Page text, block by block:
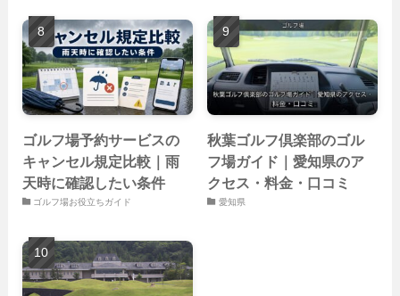
ゴルフ場予約サービスの
キャンセル規定比較｜雨
天時に確認したい条件
ゴルフ場お役立ちガイド
秋葉ゴルフ倶楽部のゴル
フ場ガイド｜愛知県のア
クセス・料金・口コミ
愛知県